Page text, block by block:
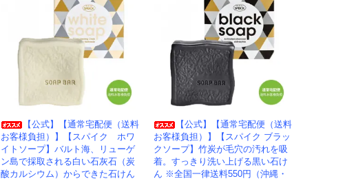
【公式】【通常宅配便（送料
お客様負担）】【スパイク ホワ
イトソープ】バルト海、リューゲ
ン島で採取される白い石灰石（炭
酸カルシウム）からできた石けん
【公式】【通常宅配便（送料
お客様負担）】【スパイク ブラッ
クソープ】竹炭が毛穴の汚れを吸
着。すっきり洗い上げる黒い石け
ん ※全国一律送料550円（沖縄・